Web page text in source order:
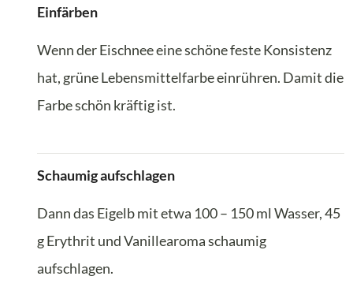
Einfärben
Wenn der Eischnee eine schöne feste Konsistenz
hat, grüne Lebensmittelfarbe einrühren. Damit die
Farbe schön kräftig ist.
Schaumig aufschlagen
Dann das Eigelb mit etwa 100 – 150 ml Wasser, 45
g Erythrit und Vanillearoma schaumig
aufschlagen.